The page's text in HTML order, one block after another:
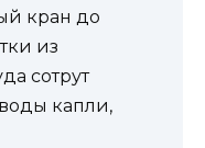
кран до
из
сотрут
капли,